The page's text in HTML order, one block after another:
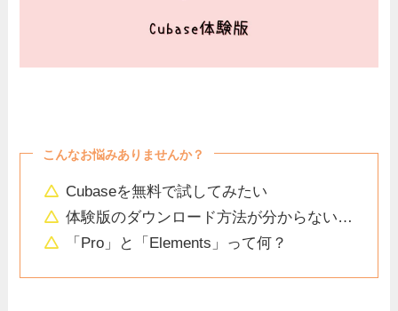
こんなお悩みありませんか？
Cubaseを無料で試してみたい
体験版のダウンロード方法が分からない…
「Pro」と「Elements」って何？